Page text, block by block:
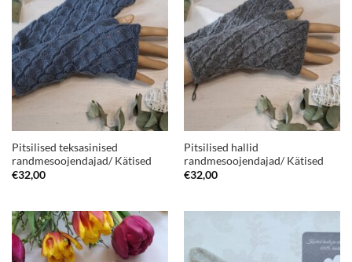
Pitsilised teksasinised
randmesoojendajad/ Kätised
€32,00
Pitsilised hallid
randmesoojendajad/ Kätised
€32,00